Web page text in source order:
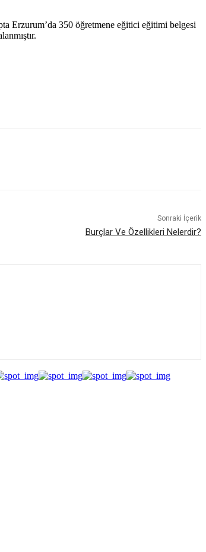
Erzurum’da 350 öğretmene eğitici eğitimi belgesi
Sonraki İçerik
Burçlar Ve Özellikleri Nelerdir?